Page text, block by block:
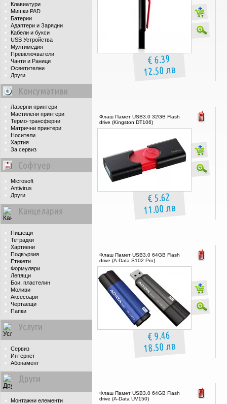
Клавиатури
Мишки PAD
Батерии
Адаптери и Зарядни
Кабели и букси
USB Устройства
Мултимедия
Превключватели
Чанти и Раници
Осветителни
Други
Консумативи
Лазерни принтери
Мастилени принтери
Термо-трансферни
Матрични принтери
Носители
Хартия
За сервиз
Софтуер
Microsoft
Antivirus
Други
Канцелария
Пишещи
Тетрадки
Хартиени
Подвързия
Етикети
Формуляри
Лепящи
Бои, пластелин
Моливи
Аксесоари
Чертаещи
Папки
Услуги
Сервиз
Интернет
Абонамент
Други
Монтажни елементи
€ 6.39
12.50 лв
Флаш Памет USB3.0 32GB Flash
drive (Kingston DT106)
€ 5.62
11.00 лв
Флаш Памет USB3.0 64GB Flash
drive (A-Data S102 Pro)
€ 9.46
18.50 лв
Флаш Памет USB3.0 64GB Flash
drive (A-Data UV150)